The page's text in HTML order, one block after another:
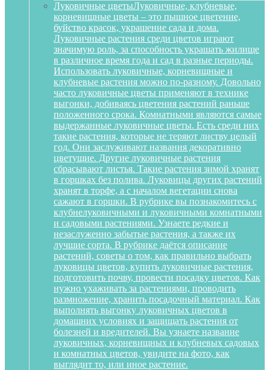
Луковичные цветыЛуковичные, клубневые,
корневищные цветы – это пышное цветение,
буйство красок, украшение сада и дома.
Луковичные растения среди цветов играют
значимую роль, за способность украшать жилище
в различное время года и сад в разные периоды.
Использовать луковичные, корневищные и
клубневые растения можно по-разному. Довольно
часто луковичные цветы применяют в технике
выгонки, добиваясь цветения растений раньше
положенного срока. Комнатными являются самые
выдержанные луковичные цветы. Есть среди них
такие растения, которые не теряют листву целый
год. Они заслуживают названия декоративно
цветущие. Другие луковичные растения
сбрасывают листья. Такие растения зимой хранят
в горшках без полива. Луковицы других растений
хранят в торфе, а с началом вегетации снова
сажают в горшки. В рубрике вы познакомитесь с
клубнелуковичными и луковичными комнатными
и садовыми растениями. Узнаете редкие и
незаслуженно забытые растения, а также их
лучшие сорта. В рубрике даётся описание
растений, советы о том, как правильно выбрать
луковицы цветов, купить луковичные растения,
подготовить почву, провести посадку цветов. Как
нужно ухаживать за растениями, проводить
размножение, хранить посадочный материал. Как
выполнять выгонку луковичных цветов в
домашних условиях и защищать растения от
болезней и вредителей. Вы узнаете название
луковичных, корневищных и клубневых садовых
и комнатных цветов, увидите на фото, как
выглядит то, или иное растение.